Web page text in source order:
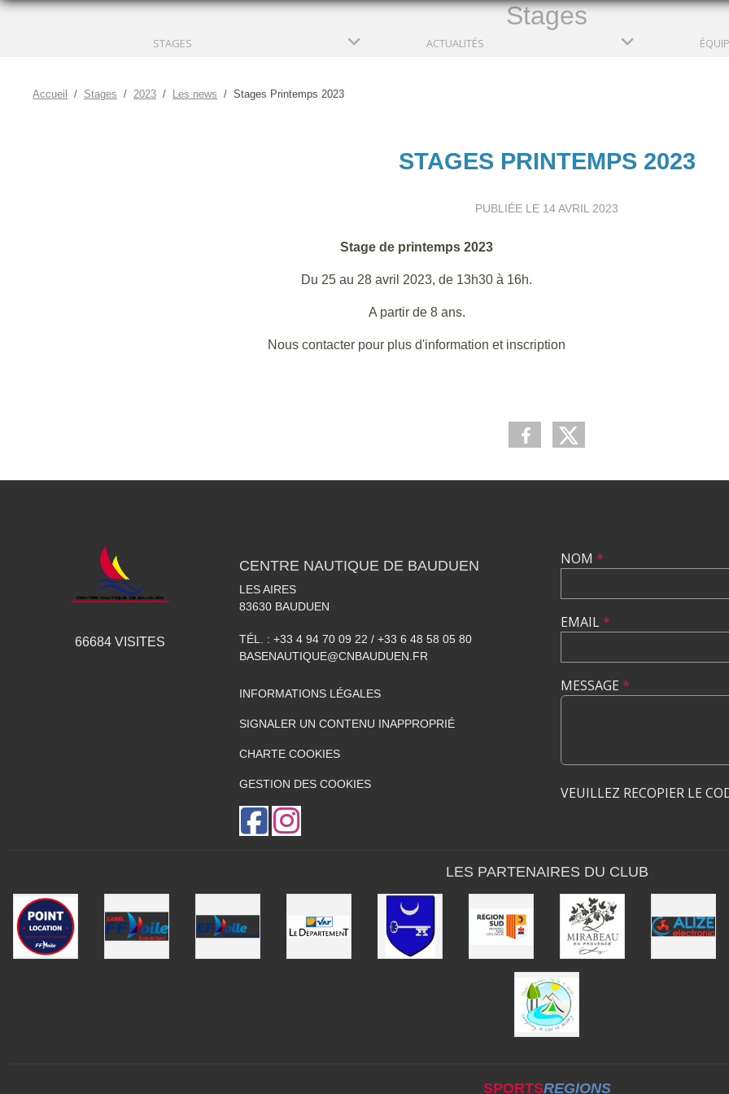
Stages
STAGES ACTUALITÉS
Accueil Stages 2023 Les news Stages Printemps 2023
STAGES PRINTEMPS 2023
PUBLIÉE LE 14 AVRIL 2023
Stage de printemps 2023
Du 25 au 28 avril 2023, de 13h30 à 16h.
A partir de 8 ans.
Nous contacter pour plus d'information et inscription
66684VISITES
CENTRE NAUTIQUE DE BAUDUEN
LES AIRES
83630 BAUDUEN
TÉL. : +33 4 94 70 09 22 / +33 6 48 58 05 80
BASENAUTIQUE@CNBAUDUEN.FR
INFORMATIONS LÉGALES
SIGNALER UN CONTENU INAPPROPRIÉ
CHARTE COOKIES
GESTION DES COOKIES
NOM *
EMAIL*
MESSAGE *
VEUILLEZ RECOPIER LE
LES PARTENAIRES DU CLUB
SPORTSREGIONS